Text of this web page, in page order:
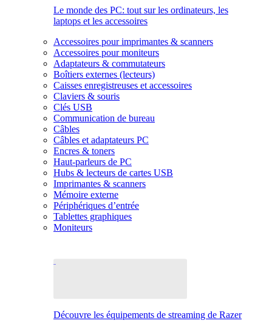
Le monde des PC: tout sur les ordinateurs, les
laptops et les accessoires
Accessoires pour imprimantes & scanners
Accessoires pour moniteurs
Adaptateurs & commutateurs
Boîtiers externes (lecteurs)
Caisses enregistreuses et accessoires
Claviers & souris
Clés USB
Communication de bureau
Câbles
Câbles et adaptateurs PC
Encres & toners
Haut-parleurs de PC
Hubs & lecteurs de cartes USB
Imprimantes & scanners
Mémoire externe
Périphériques d’entrée
Tablettes graphiques
Moniteurs
Découvre les équipements de streaming de Razer